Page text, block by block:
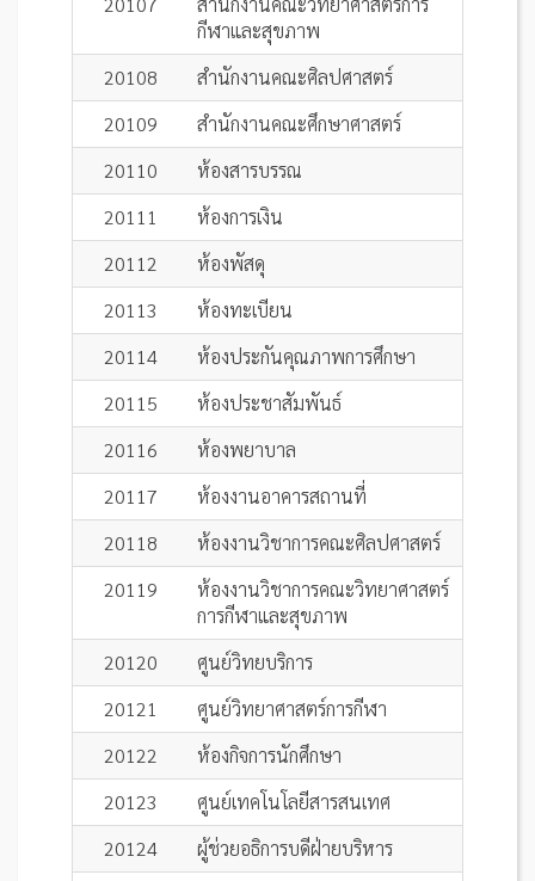
กีฬาและสุขภาพ
20108
สำนักงานคณะศิลปศาสตร์
20109
สำนักงานคณะศึกษาศาสตร์
20110
ห้องสารบรรณ
20111
ห้องการเงิน
20112
ห้องพัสดุ
20113
ห้องทะเบียน
20114
ห้องประกันคุณภาพการศึกษา
20115
ห้องประชาสัมพันธ์
20116
ห้องพยาบาล
20117
ห้องงานอาคารสถานที่
20118
ห้องงานวิชาการคณะศิลปศาสตร์
20119
ห้องงานวิชาการคณะวิทยาศาสตร์
การกีฬาและสุขภาพ
20120
ศูนย์วิทยบริการ
20121
ศูนย์วิทยาศาสตร์การกีฬา
20122
ห้องกิจการนักศึกษา
20123
ศูนย์เทคโนโลยีสารสนเทศ
20124
ผู้ช่วยอธิการบดีฝ่ายบริหาร